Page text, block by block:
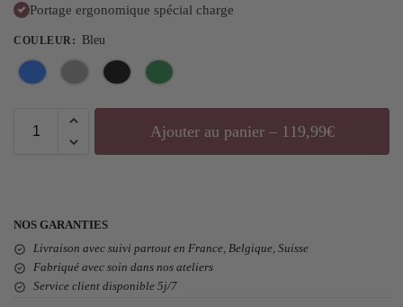
Portage ergonomique spécial charge
COULEUR: Bleu
Ajouter au panier – 119,99€
NOS GARANTIES
Livraison avec suivi partout en France, Belgique, Suisse
Fabriqué avec soin dans nos ateliers
Service client disponible 5j/7